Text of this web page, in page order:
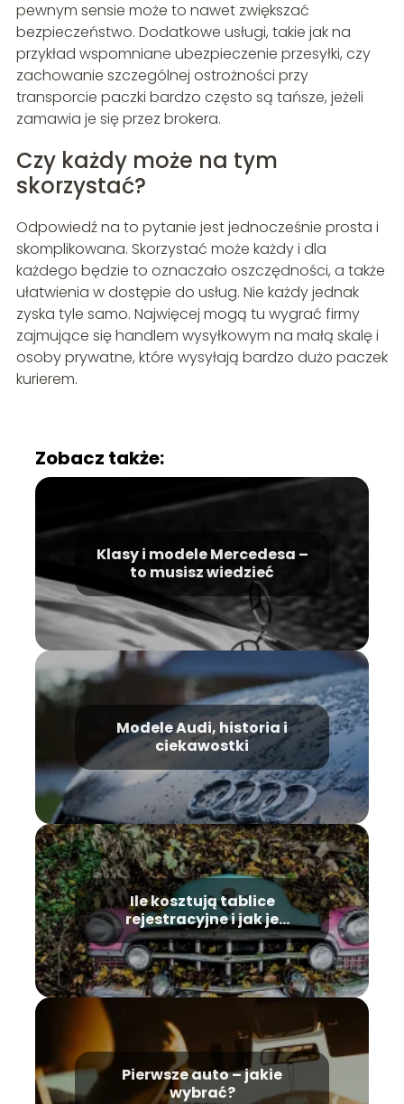
pewnym sensie może to nawet zwiększać
bezpieczeństwo. Dodatkowe usługi, takie jak na
przykład wspomniane ubezpieczenie przesyłki, czy
zachowanie szczególnej ostrożności przy
transporcie paczki bardzo często są tańsze, jeżeli
zamawia je się przez brokera.
Czy każdy może na tym
skorzystać?
Odpowiedź na to pytanie jest jednocześnie prosta i
skomplikowana. Skorzystać może każdy i dla
każdego będzie to oznaczało oszczędności, a także
ułatwienia w dostępie do usług. Nie każdy jednak
zyska tyle samo. Najwięcej mogą tu wygrać firmy
zajmujące się handlem wysyłkowym na małą skalę i
osoby prywatne, które wysyłają bardzo dużo paczek
kurierem.
Zobacz także:
Klasy i modele Mercedesa –
to musisz wiedzieć
Modele Audi, historia i
ciekawostki
Ile kosztują tablice
rejestracyjne i jak je
wyrobić?
Pierwsze auto – jakie
wybrać?